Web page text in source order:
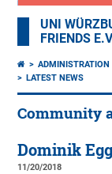
UNI
FRIENDS
ADMINISTRATION
LATEST NEWS
Community
Dominik
11/20/2018